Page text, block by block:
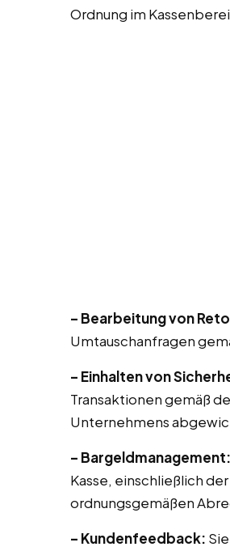
Ordnung im
– Bearbeitung von
Umtauschanfragen
– Einhalten von
Transaktionen gemäß
Unternehmens
– Bargeldmanagement:
Kasse, einschließlich
ordnungsgemäßen
– Kundenfeedback: